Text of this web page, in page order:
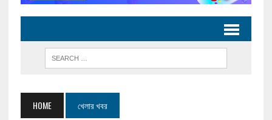
HOME খেলার খবর